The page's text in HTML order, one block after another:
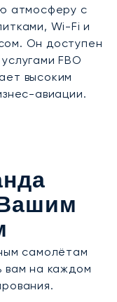
атмосферу с
Wi-Fi и
Он доступен
FBO
высоким
авиации.
самолётам
вам на каждом